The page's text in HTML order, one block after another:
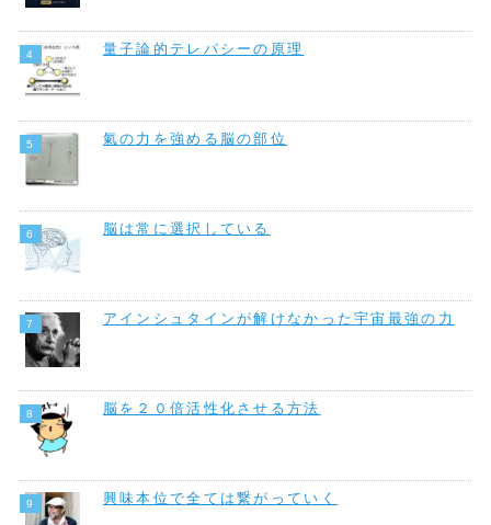
量子論的テレパシーの原理
氣の力を強める脳の部位
脳は常に選択している
アインシュタインが解けなかった宇宙最強の力
脳を２０倍活性化させる方法
興味本位で全ては繋がっていく